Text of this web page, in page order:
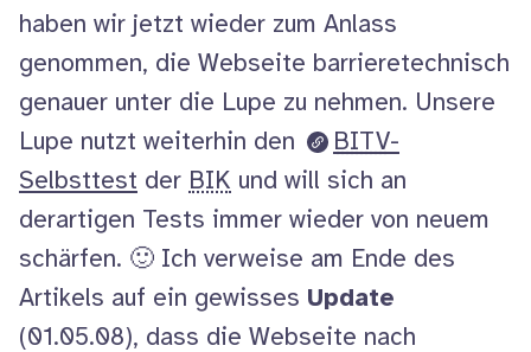
haben wir jetzt wieder zum Anlass
genommen, die Webseite barrieretechnisch
genauer unter die Lupe zu nehmen. Unsere
Lupe nutzt weiterhin den
BITV-
Selbsttest der BIK und will sich an
derartigen Tests immer wieder von neuem
schärfen. 🙂 Ich verweise am Ende des
Artikels auf ein gewisses Update
(01.05.08), dass die Webseite nach